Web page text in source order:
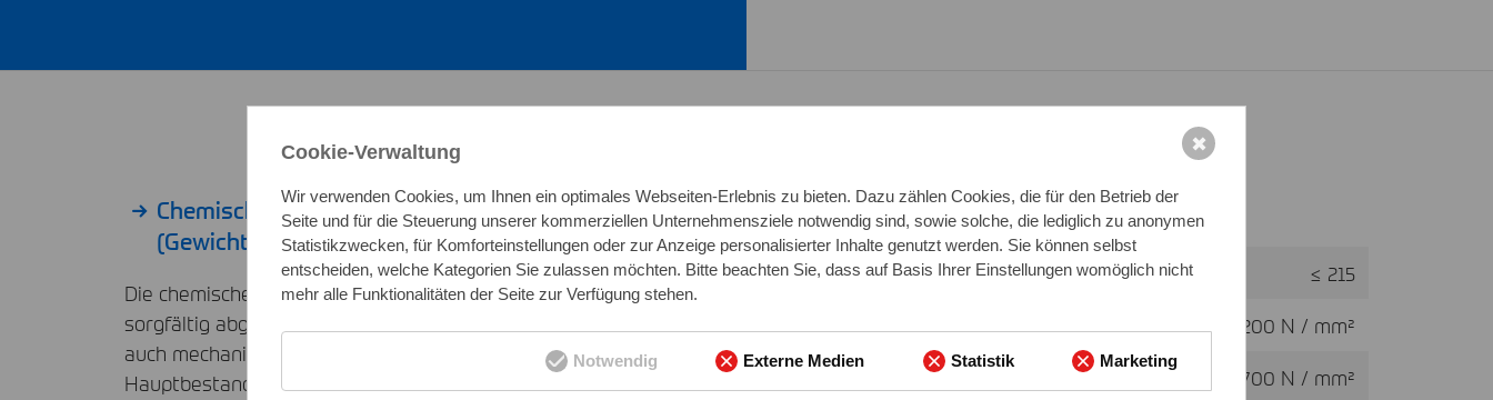
Chemische Werte: Richtanalyse
(Gewichtsanteil in %)
Die chemische Zusammensetzung von 1.4547 (UNSS31254) ist
sorgfältig abgestimmt, um sowohl Korrosionsbeständigkeit als
auch mechanische Festigkeit zu gewährleisten. Zu den
Hauptbestandteilen gehören:
Mechanische Werte bei Raumtemperatur
Härte HB ≤ 215
Dehngrenze (Rp0,2): ≥ 200 N / mm²
Zugfestigkeit (Rm): ≥ 500 - 700 N / mm²
Cookie-Verwaltung
Wir verwenden Cookies, um Ihnen ein optimales Webseiten-Erlebnis zu bieten. Dazu zählen Cookies, die für den Betrieb der
Seite und für die Steuerung unserer kommerziellen Unternehmensziele notwendig sind, sowie solche, die lediglich zu anonymen
Statistikzwecken, für Komforteinstellungen oder zur Anzeige personalisierter Inhalte genutzt werden. Sie können selbst
entscheiden, welche Kategorien Sie zulassen möchten. Bitte beachten Sie, dass auf Basis Ihrer Einstellungen womöglich nicht
mehr alle Funktionalitäten der Seite zur Verfügung stehen.
Notwendig Externe Medien Statistik Marketing
✖